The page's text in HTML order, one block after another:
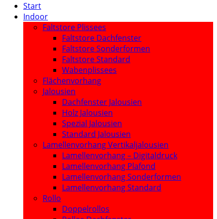
Start
Indoor
Faltstore Plissees
Faltstore Dachfenster
Faltstore Sonderformen
Faltstore Standard
Wabenplissees
Flächenvorhang
Jalousien
Dachfenster Jalousien
Holz Jalousien
Spezial Jalousien
Standard Jalousien
Lamellenvorhang Vertikaljalousien
Lamellenvorhang – Digitaldruck
Lamellenvorhang Plafond
Lamellenvorhang Sonderformen
Lamellenvorhang Standard
Rollo
Doppelrollos